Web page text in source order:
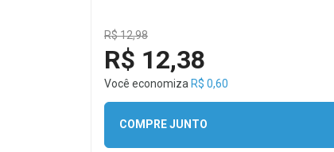
R$ 12,98
R$ 12,38
Você economiza R$ 0,60
COMPRE JUNTO